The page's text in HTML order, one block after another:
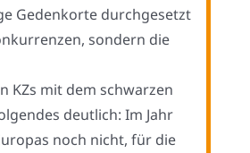
Gedenk­or­te durch­ge­setzt
son­dern die
KZs mit dem schwar­zen
deut­lich: Im Jahr
noch nicht, für die